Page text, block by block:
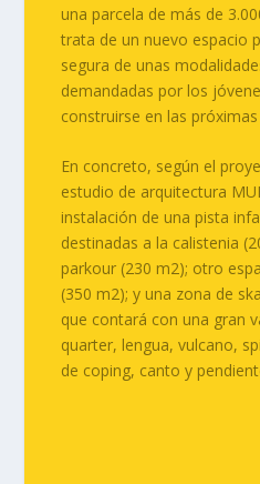
una parcela de más de
trata de un nuevo espacio
segura de unas
demandadas por los
construirse en las
En concreto, según el
estudio de arquitectura
instalación de una pista
destinadas a la calistenia
parkour (230 m2); otro
(350 m2); y una zona de
que contará con una gran
quarter, lengua, vulcano,
de coping, canto y